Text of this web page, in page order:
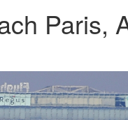
Paris,